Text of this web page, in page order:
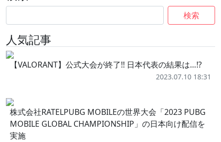
検索
人気記事
【VALORANT】公式大会が終了!! 日本代表の結果は…!?
2023.07.10 18:31
株式会社RATELPUBG MOBILEの世界大会「2023 PUBG
MOBILE GLOBAL CHAMPIONSHIP」の日本向け配信を
実施